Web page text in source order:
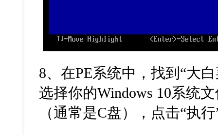
8、在PE系统中，找到 “大
选择你的Windows 10系统
（通常是C盘），点击“执